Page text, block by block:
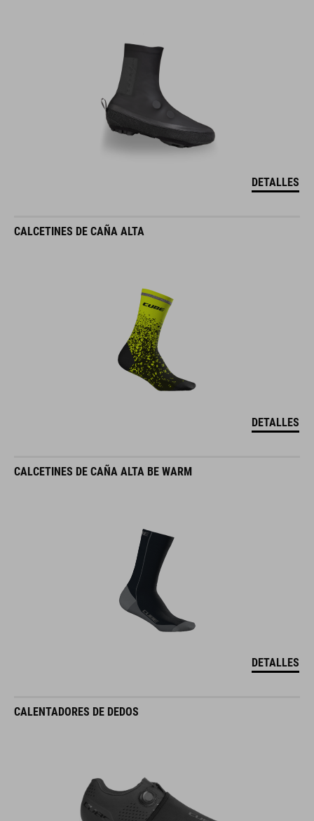
DETALLES
CALCETINES DE CAÑA ALTA
DETALLES
CALCETINES DE CAÑA ALTA BE WARM
DETALLES
CALENTADORES DE DEDOS